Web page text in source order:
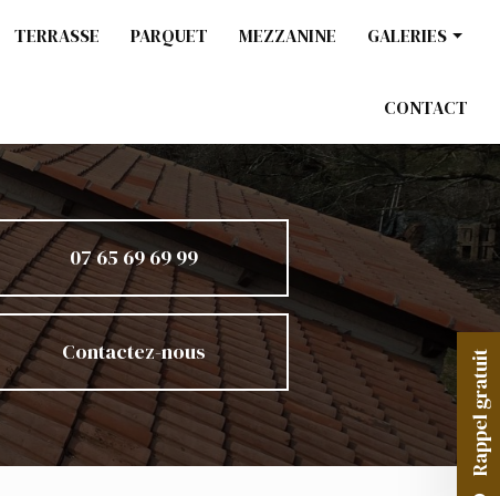
Rappel gratuit
TERRASSE PARQUET MEZZANINE GALERIES
Terrasse
Parquet
Mezzanine
CONTACT
07 65 69 69 99
Contactez-nous